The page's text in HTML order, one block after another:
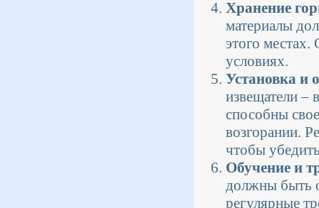
Хранение
материалы
этого
условиях.
Установка и
извещатели –
способны
возгорании.
чтобы
Обучение и
должны быть
регулярные